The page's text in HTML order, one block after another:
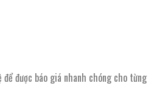
được báo giá nhanh chóng cho từng